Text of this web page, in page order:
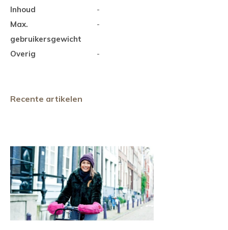
Inhoud
-
Max.
gebruikersgewicht
-
Overig -
Recente artikelen